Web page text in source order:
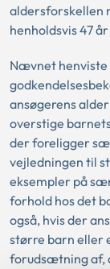
aldersforskellen
henholdsvis 47
Nævnet henviste
ansøgerens
overstige
der foreligger
vejledningen til
eksempler på
forhold hos det
også, hvis der
større barn eller
forudsætning af,